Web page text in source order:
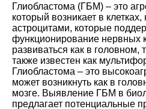
Глиобластома (ГБМ) – это
который возникает в
астроцитами, которые
функционирование нервных
развиваться как в головном,
также известен как
Глиобластома – это
может возникнуть как в
мозге. Выявление ГБМ в
предлагает потенциальные